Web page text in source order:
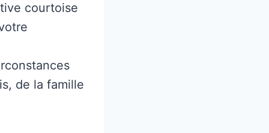
courtoise
de la famille